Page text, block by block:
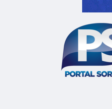
morar legalmente em